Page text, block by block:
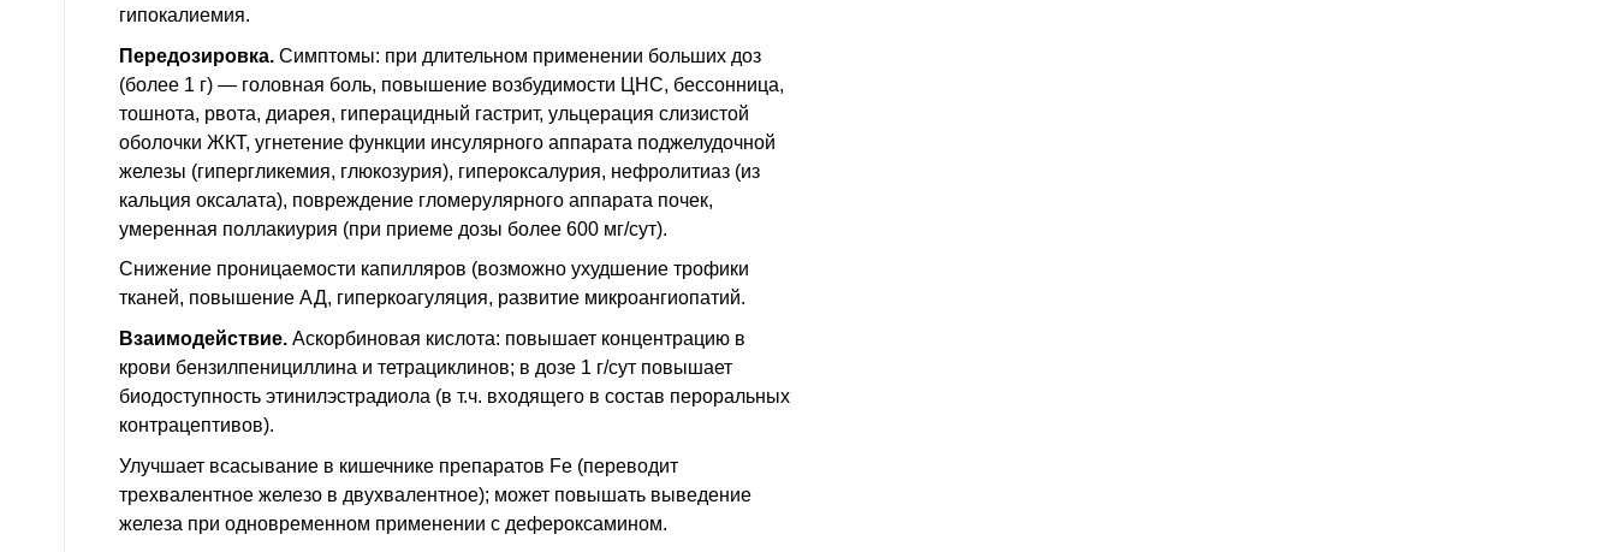
гипокалиемия.
Передозировка. Симптомы: при длительном применении больших доз
(более 1 г) — головная боль, повышение возбудимости ЦНС, бессонница,
тошнота, рвота, диарея, гиперацидный гастрит, ульцерация слизистой
оболочки ЖКТ, угнетение функции инсулярного аппарата поджелудочной
железы (гипергликемия, глюкозурия), гипероксалурия, нефролитиаз (из
кальция оксалата), повреждение гломерулярного аппарата почек,
умеренная поллакиурия (при приеме дозы более 600 мг/сут).
Снижение проницаемости капилляров (возможно ухудшение трофики
тканей, повышение АД, гиперкоагуляция, развитие микроангиопатий.
Взаимодействие. Аскорбиновая кислота: повышает концентрацию в
крови бензилпенициллина и тетрациклинов; в дозе 1 г/сут повышает
биодоступность этинилэстрадиола (в т.ч. входящего в состав пероральных
контрацептивов).
Улучшает всасывание в кишечнике препаратов Fe (переводит
трехвалентное железо в двухвалентное); может повышать выведение
железа при одновременном применении с дефероксамином.